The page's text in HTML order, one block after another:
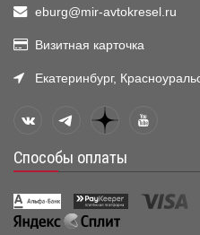
eburg@mir-avtokresel.ru
Визитная карточка
Екатеринбург,
Способы оплаты